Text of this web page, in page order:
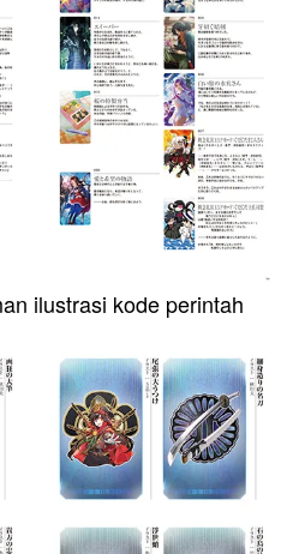
ilustrasi kode perintah